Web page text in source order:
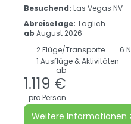
Besuchend: Las Vegas NV
Abreisetage: Täglich
ab August 2026
2Flüge/Transporte 6
1 Ausflüge & Aktivitäten
ab
1.119 €
pro Person
Weitere Informationen